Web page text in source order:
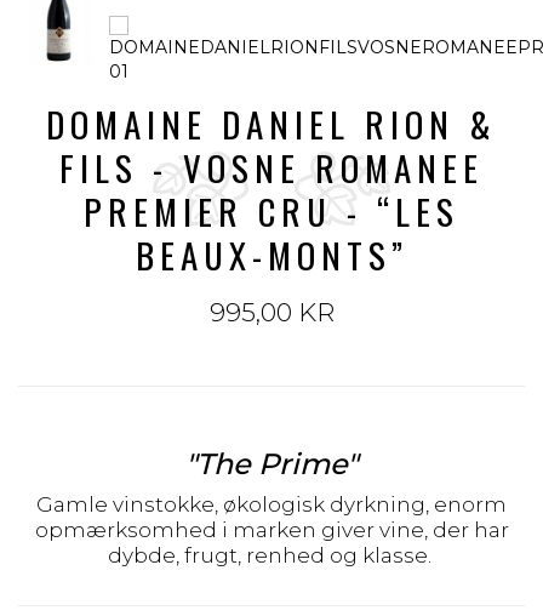
DOMAINE DANIEL RION &
FILS - VOSNE ROMANEE
PREMIER CRU - “LES
BEAUX-MONTS”
995,00 KR
"The Prime"
Gamle vinstokke, økologisk dyrkning, enorm
opmærksomhed i marken giver vine, der har
dybde, frugt, renhed og klasse.